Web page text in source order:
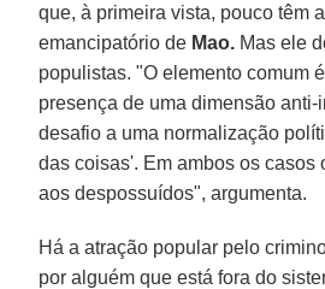
que, à primeira vista, pouco têm
emancipatório de Mao. Mas ele
populistas. "O elemento comum
presença de uma dimensão
desafio a uma normalização
das coisas'. Em ambos os casos
aos despossuídos", argumenta.
Há a atração popular pelo
por alguém que está fora do